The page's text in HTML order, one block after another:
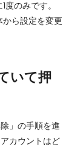
のみです。
ら設定を変更
いて押
」の手順を進
カウントはど